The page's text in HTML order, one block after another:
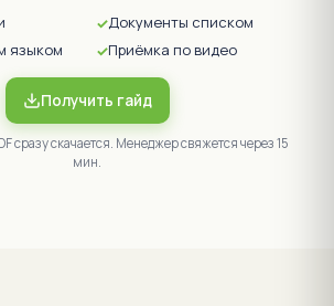
Документы списком
языком
Приёмка по видео
Получить гайд
сразу скачается. Менеджер свяжется через 15
мин.